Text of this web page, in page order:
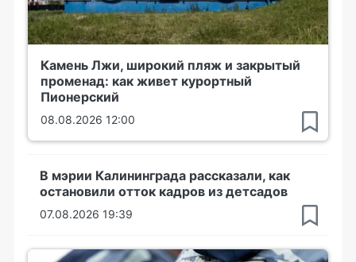
Камень Лжи, широкий пляж и закрытый
променад: как живет курортный
Пионерский
08.08.2026 12:00
В мэрии Калининграда рассказали, как
остановили отток кадров из детсадов
07.08.2026 19:39